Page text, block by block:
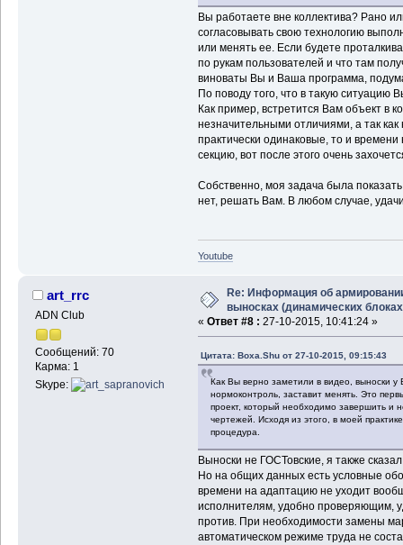
Вы работаете вне коллектива? Рано
согласовывать свою технологию
или менять ее. Если будете
по рукам пользователей и что там
виноваты Вы и Ваша программа,
По поводу того, что в такую ситуацию
Как пример, встретится Вам объект в
незначительными отличиями, а так
практически одинаковые, то и
секцию, вот после этого очень
Собственно, моя задача была
нет, решать Вам. В любом случае,
Youtube
art_rrc
ADN Club
Сообщений: 70
Карма: 1
Skype:
Re: Информация об
выносках (динамических
« Ответ #8 : 27-10-2015, 10:41:24 »
Цитата: Boxa.Shu от 27-10-2015, 09:15:43
Как Вы верно заметили в видео, выноски
нормоконтроль, заставит менять. Это
проект, который необходимо завершить и
чертежей. Исходя из этого, в моей
процедура.
Выноски не ГОСТовские, я также
Но на общих данных есть условные
времени на адаптацию не уходит
исполнителям, удобно проверяющим,
против. При необходимости замены
автоматическом режиме труда не